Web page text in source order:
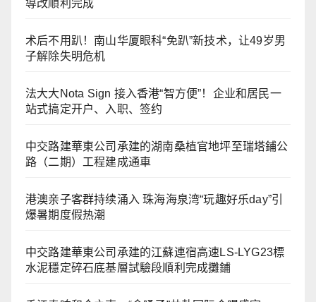
導改順利完成
术后不用趴！南山华厦眼科“免趴”新技术，让49岁男
子解除失明危机
法大大Nota Sign 接入香港“智方便”！企业和居民一
站式搞定开户、入职、签约
中交路建華東公司承建的湖南桑植官地坪至瑞塔鋪公
路（二期）工程建成通車
港澳亲子客群持续涌入 珠海海泉湾“玩趣好乐day”引
爆暑期度假热潮
中交路建華東公司承建的江蘇連宿高速LS-LYG23標
水泥穩定碎石底基層試驗段順利完成攤鋪